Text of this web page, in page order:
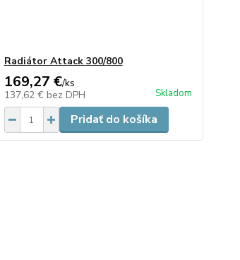
Radiátor Attack 300/800
169,27 €/ks
137,62 € bez DPH Skladom
Pridať do košíka